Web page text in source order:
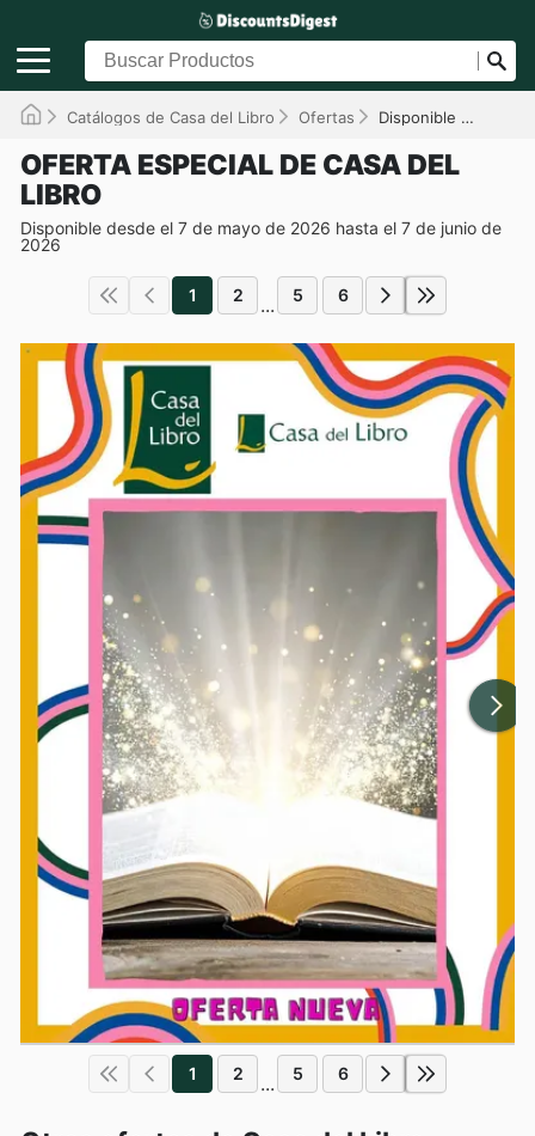
Catálogos de Casa del Libro Ofertas Disponible hasta el 07/06/2026
OFERTA ESPECIAL DE CASA DEL
LIBRO
Disponible desde el 7 de mayo de 2026 hasta el 7 de junio de
2026
1 2 ... 5 6
1 2 ... 5 6